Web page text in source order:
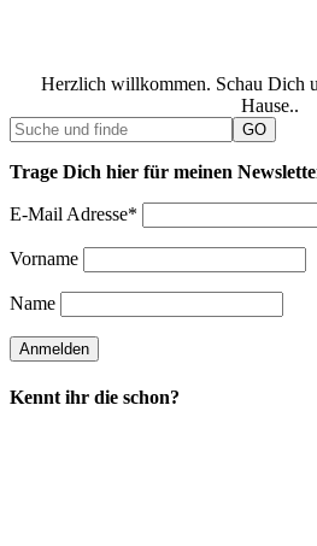
Herzlich willkommen. Schau Dich
Hause..
Trage Dich hier für meinen
E-Mail Adresse*
Vorname
Name
Kennt ihr die schon?